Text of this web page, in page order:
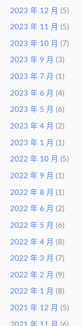
2023 年 12 月 (5)
2023 年 11 月 (5)
2023 年 10 月 (7)
2023 年 9 月 (3)
2023 年 7 月 (1)
2023 年 6 月 (4)
2023 年 5 月 (6)
2023 年 4 月 (2)
2023 年 1 月 (1)
2022 年 10 月 (5)
2022 年 9 月 (1)
2022 年 8 月 (1)
2022 年 6 月 (2)
2022 年 5 月 (6)
2022 年 4 月 (8)
2022 年 3 月 (7)
2022 年 2 月 (9)
2022 年 1 月 (8)
2021 年 12 月 (5)